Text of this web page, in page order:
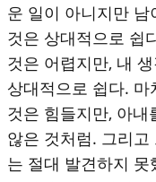
운 일이 아니지만
것은 상대적으로 쉽
것은 어렵지만, 내
상대적으로 쉽다.
것은 힘들지만, 아
않은 것처럼. 그리
는 절대 발견하지